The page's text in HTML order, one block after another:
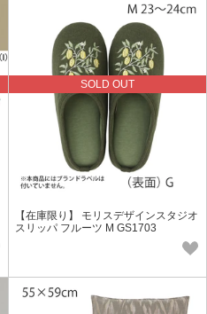
SOLD OUT
【在庫限り】 モリスデザインスタジオ
スリッパ フルーツ M GS1703